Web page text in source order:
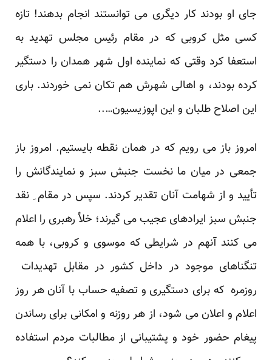
جای او بودند کار دیگری می توانستند انجام بدهند! تازه
کسی مثل کروبی که در مقام رئیس مجلس تهدید به
استعفا کرد وقتی که نماینده اول شهر همدان را دستگیر
کرده بودند، و اهالی شهرش هم تکان نمی خوردند. باری
این اصلاح طلبان و این اپوزیسیون…..
امروز باز می رویم که در همان نقطه بایستیم. امروز باز
جمعی در میان ما نخست جنبش سبز و نمایندگانش را
تأیید و از شهامت آنان تقدیر کردند. سپس در مقام ِ نقد
جنبش سبز ایرادهای عجیب می گیرند؛ خلأ رهبری را اعلام
می کنند آنهم در شرایطی که موسوی و کروبی، با همه
تنگناهای موجود در داخل کشور در مقابل تهدیدات
روزمره که برای دستگیری و تصفیه حساب با آنان هر روز
اعلام و اعلان می شود، از هر روزنه و امکانی برای رساندن
پیغام حضور خود و پشتیبانی از مطالبات مردم استفاده